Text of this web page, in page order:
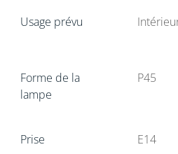
Usage prévu
Forme de la
lampe
P45
Prise E14